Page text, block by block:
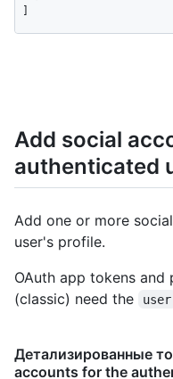
Add social
authenticated
Add one or more
user's profile.
OAuth app tokens and
(classic) need the
user
Детализированные
accounts for the